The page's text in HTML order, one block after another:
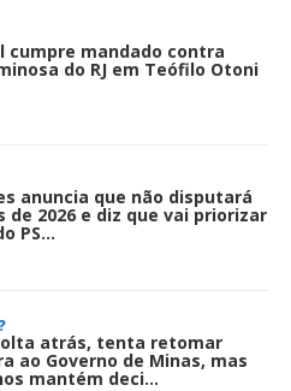
cumpre mandado contra
do RJ em Teófilo Otoni
anuncia que não disputará
de 2026 e diz que vai priorizar
PS...
atrás, tenta retomar
ao Governo de Minas, mas
mantém deci...